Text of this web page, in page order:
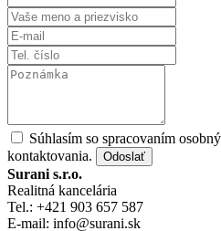
Súhlasím so spracovaním
kontaktovania.
Odoslať
Surani s.r.o.
Realitná kancelária
Tel.: +421 903 657 587
E-mail: info@surani.sk